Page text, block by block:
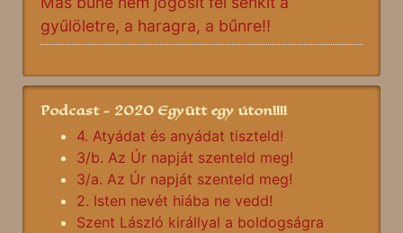
gyűlöletre, a haragra, a bűnre!!
Podcast - 2020 Együtt egy úton!!!!
4. Atyádat és anyádat tiszteld!
3/b. Az Úr napját szenteld meg!
3/a. Az Úr napját szenteld meg!
2. Isten nevét hiába ne vedd!
Szent László királlyal a boldogságra